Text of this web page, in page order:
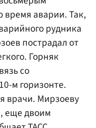
аварии. Так,
рудника
пострадал от
Горняк
со
м горизонте.
врачи. Мирзоеву
еще двоим